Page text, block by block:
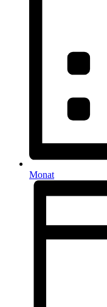
Monat